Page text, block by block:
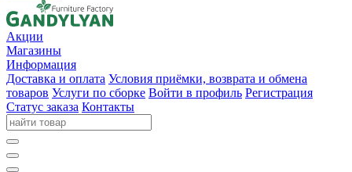
Акции
Магазины
Информация
Доставка и оплата Условия приёмки, возврата и обмена
товаров Услуги по сборке Войти в профиль Регистрация
Статус заказа Контакты